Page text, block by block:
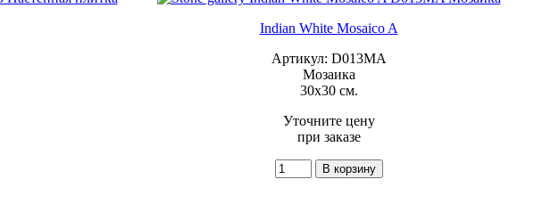
Indian White Mosaico A
Артикул: D013MA
Мозаика
30x30 см.
Уточните цену
при заказе